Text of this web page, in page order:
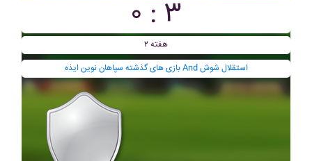
۰ : ۳
هفته ۲
بازی های گذشته سپاهان نوين ايذه And استقلال شوش